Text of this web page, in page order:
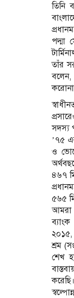
তিনি
পদ্মা
তাঁর
বলেন,
করোনা
সদস্য
’৭৫
ও
৪৬৭
৫৬৫
আমরা
২০১৫,
শ্রম
শেখ